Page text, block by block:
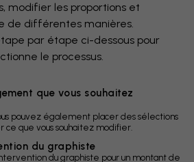
modifier les proportions et
de différentes manières.
par étape ci-dessous pour
le processus.
que vous souhaitez
pouvez également placer des sélections
ce que vous souhaitez modifier.
du graphiste
du graphiste pour un montant de